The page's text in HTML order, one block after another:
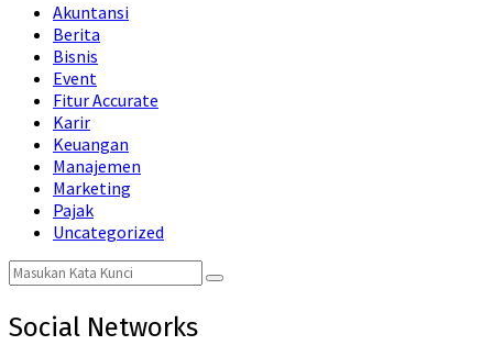
Akuntansi
Berita
Bisnis
Event
Fitur Accurate
Karir
Keuangan
Manajemen
Marketing
Pajak
Uncategorized
Search
for:
Search
Social Networks